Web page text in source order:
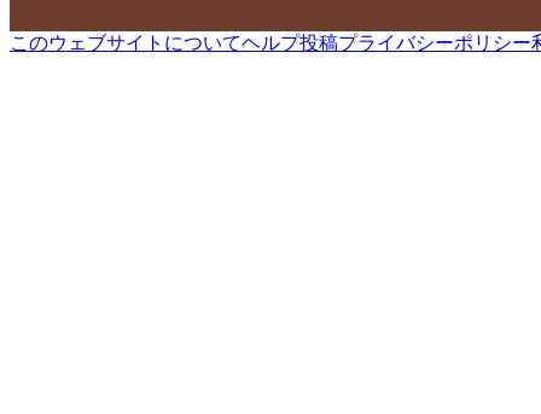
このウェブサイトについてヘルプ投稿プライバシーポリシー